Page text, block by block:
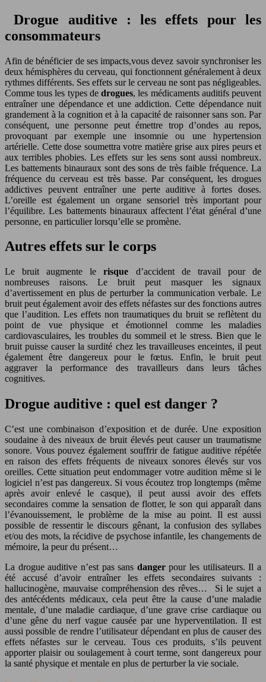
Drogue auditive : les effets pour les
consommateurs
Afin de bénéficier de ses impacts,vous devez savoir synchroniser les
deux hémisphères du cerveau, qui fonctionnent généralement à deux
rythmes différents. Ses effets sur le cerveau ne sont pas négligeables.
Comme tous les types dedrogues, les médicaments auditifs peuvent
entraîner une dépendance et une addiction. Cette dépendance nuit
grandement à la cognition et à la capacité de raisonner sans son. Par
conséquent, une personne peut émettre trop d’ondes au repos,
provoquant par exemple une insomnie ou une hypertension
artérielle. Cette dose soumettra votre matière grise aux pires peurs et
aux terribles phobies. Les effets sur les sens sont aussi nombreux.
Les battements binauraux sont des sons de très faible fréquence. La
fréquence du cerveau est très basse. Par conséquent, les drogues
addictives peuvent entraîner une perte auditive à fortes doses.
L’oreille est également un organe sensoriel très important pour
l’équilibre. Les battements binauraux affectent l’état général d’une
personne, en particulier lorsqu’elle se promène.
Autres effets sur le corps
Le bruit augmente le risque d’accident de travail pour de
nombreuses raisons. Le bruit peut masquer les signaux
d’avertissement en plus de perturber la communication verbale. Le
bruit peut également avoir des effets néfastes sur des fonctions autres
que l’audition. Les effets non traumatiques du bruit se reflètent du
point de vue physique et émotionnel comme les maladies
cardiovasculaires, les troubles du sommeil et le stress. Bien que le
bruit puisse causer la surdité chez les travailleuses enceintes, il peut
également être dangereux pour le fœtus. Enfin, le bruit peut
aggraver la performance des travailleurs dans leurs tâches
cognitives.
Drogue auditive : quel est danger ?
C’est une combinaison d’exposition et de durée. Une exposition
soudaine à des niveaux de bruit élevés peut causer un traumatisme
sonore. Vous pouvez également souffrir de fatigue auditive répétée
en raison des effets fréquents de niveaux sonores élevés sur vos
oreilles. Cette situation peut endommager votre audition même si le
logiciel n’est pas dangereux. Si vous écoutez trop longtemps (même
après avoir enlevé le casque), il peut aussi avoir des effets
secondaires comme la sensation de flotter, le son qui apparaît dans
l’évanouissement, le problème de la mise au point. Il est aussi
possible de ressentir le discours gênant, la confusion des syllabes
et/ou des mots, la récidive de psychose infantile, les changements de
mémoire, la peur du présent…
La drogue auditive n’est pas sans dangerpour les utilisateurs. Il a
été accusé d’avoir entraîner les effets secondaires suivants :
hallucinogène, mauvaise compréhension des rêves… Si le sujet a
des antécédents médicaux, cela peut être la cause d’une maladie
mentale, d’une maladie cardiaque, d’une grave crise cardiaque ou
d’une gêne du nerf vague causée par une hyperventilation. Il est
aussi possible de rendre l’utilisateur dépendant en plus de causer des
effets néfastes sur le cerveau. Tous ces produits, s’ils peuvent
apporter plaisir ou soulagement à court terme, sont dangereux pour
la santé physique et mentale en plus de perturber la vie sociale.